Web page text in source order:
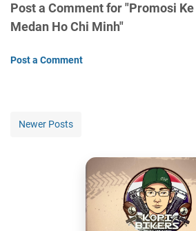
Post a Comment for "Promosi
Medan Ho Chi Minh"
Post a Comment
Newer Posts